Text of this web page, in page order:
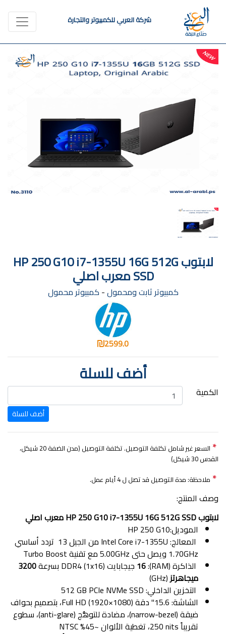
شركة العربي للكمبيوتر والتجارة
لابتوب HP 250 G10 i7-1355U 16G 512G
SSD معرب اصلي
كمبيوتر ثابت ومحمول- كمبيوتر محمول
2599.0
أضف للسلة
الكمية
*
السعر غير شامل تكلفة التوصيل. تكلفة التوصيل (مدن الضفة 20 شيكل،
القدس 30 شيكل)
* ملاحظة: مدة التوصيل قد تصل ل 4 أيام عمل.
وصف المنتج:
لابتوب HP 250 G10 i7-1355U 16G 512G SSD معرب اصلي
الموديل:HP 250 G10
المعالج: Intel Core i7-1355U من الجيل 13 تردد أساسي
1.70GHz ويصل حتى 5.00GHz مع تقنية Turbo Boost
الذاكرة (RAM):
16 جيجابايت DDR4 (1x16) بسرعة
3200
ميجاهرتز(GHz)
التخزين الداخلي: ‎512 GB PCIe NVMe SSD
الشاشة: ‎15.6" دقة Full HD (1920×1080)، بتصميم بحواف
ضيقة (narrow-bezel)، مضادة للتوهُّج (anti-glare)، سطوع
تقريباً ‎250 nits، تغطية الألوان ~45% NTSC